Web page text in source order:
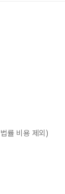
률 비용 제외)